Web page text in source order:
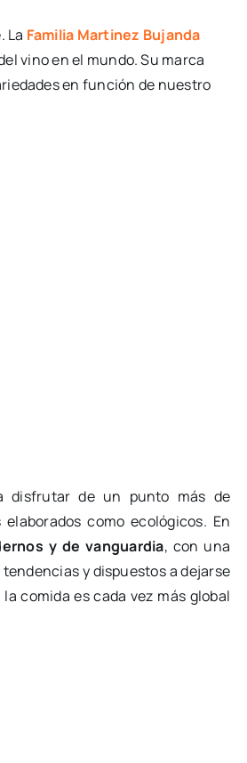
La Familia Martinez Bujanda
vino en el mundo. Su marca
en función de nuestro
disfrutar de un punto más de
como ecológicos. En
y de vanguardia, con una
y dispuestos a dejarse
comida es cada vez más global